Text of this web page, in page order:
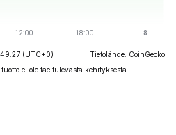
(UTC+0)
Tietolähde: CoinGecko
ei ole tae tulevasta kehityksestä.